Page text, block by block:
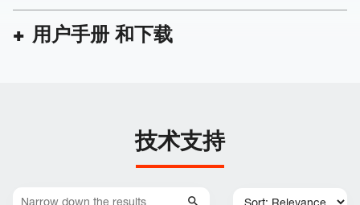
用户手册 和下载
技术支持